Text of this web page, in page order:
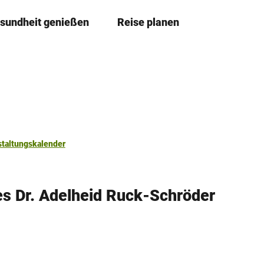
genießen Reise planen
Dr. Adelheid Ruck-Schröder